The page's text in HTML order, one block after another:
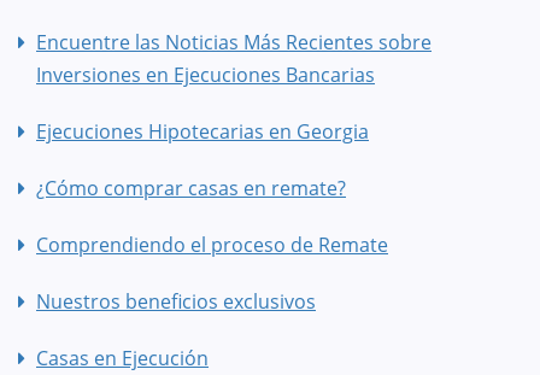
Encuentre las Noticias Más Recientes sobre
Inversiones en Ejecuciones Bancarias
Ejecuciones Hipotecarias en Georgia
¿Cómo comprar casas en remate?
Comprendiendo el proceso de Remate
Nuestros beneficios exclusivos
Casas en Ejecución